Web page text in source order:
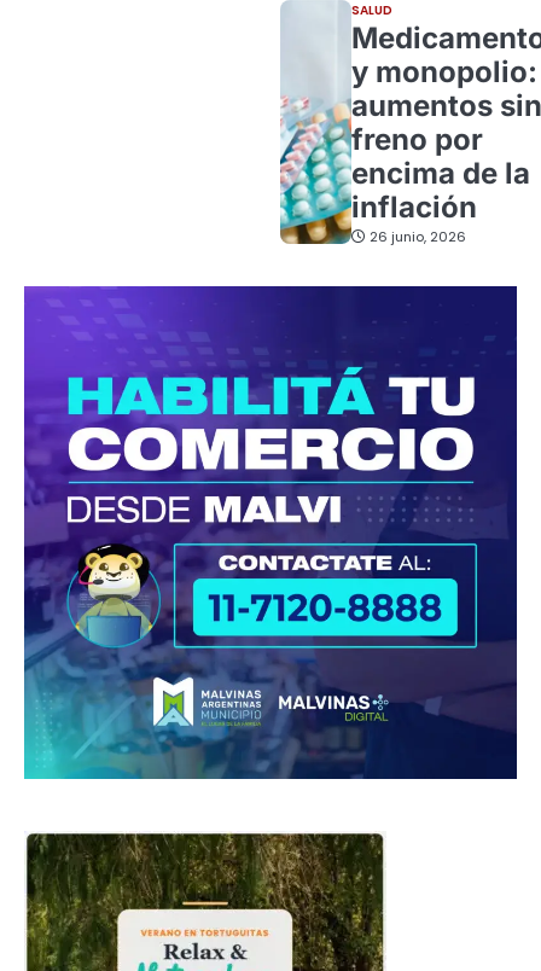
SALUD
y monopolio:
aumentos sin
freno por
encima de la
inflación
26 junio, 2026